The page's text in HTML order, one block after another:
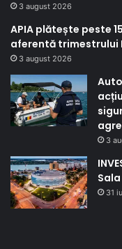
3 august 2026
APIA plătește peste
aferentă trimestrului
3 august 2026
3
31